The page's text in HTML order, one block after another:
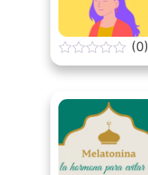
0
t
5
(0)